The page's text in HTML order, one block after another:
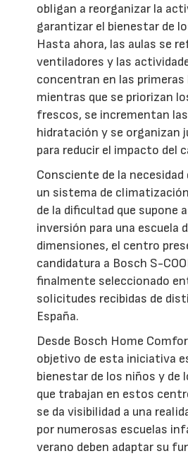
obligan a reorganizar la
garantizar el bienestar de
Hasta ahora, las aulas se
ventiladores y las
concentran en las primeras
mientras que se priorizan
frescos, se incrementan
hidratación y se organizan
para reducir el impacto del
Consciente de la necesidad
un sistema de
de la dificultad que supone
inversión para una escuela
dimensiones, el centro
candidatura a Bosch S-
finalmente seleccionado
solicitudes recibidas de
España.
Desde Bosch Home
objetivo de esta iniciativa
bienestar de los niños y de
que trabajan en estos
se da visibilidad a una
por numerosas escuelas
verano deben adaptar su